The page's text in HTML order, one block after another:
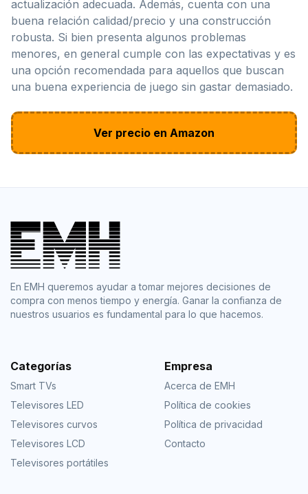
actualización adecuada. Además, cuenta con una
buena relación calidad/precio y una construcción
robusta. Si bien presenta algunos problemas
menores, en general cumple con las expectativas y es
una opción recomendada para aquellos que buscan
una buena experiencia de juego sin gastar demasiado.
Ver precio en Amazon
En EMH queremos ayudar a tomar mejores decisiones de
compra con menos tiempo y energía. Ganar la confianza de
nuestros usuarios es fundamental para lo que hacemos.
Categorías
Smart TVs
Televisores LED
Televisores curvos
Televisores LCD
Televisores portátiles
Empresa
Acerca de EMH
Política de cookies
Política de privacidad
Contacto